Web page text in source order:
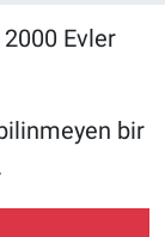
Evler
bir